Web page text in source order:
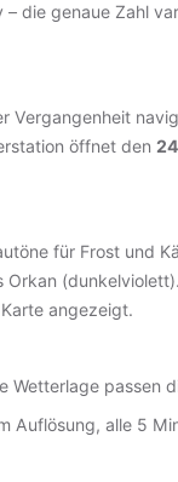
die genaue Zahl
Vergangenheit
öffnet den
für Frost und
angezeigt.
Wetterlage passen
Auflösung, alle 5